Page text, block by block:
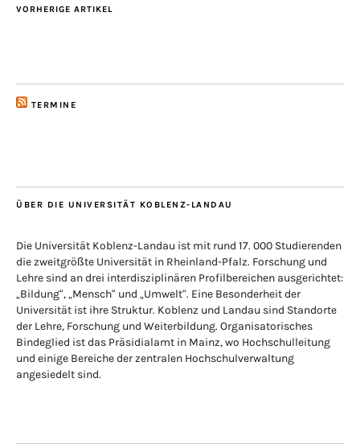
VORHERIGE ARTIKEL
TERMINE
ÜBER DIE UNIVERSITÄT KOBLENZ-LANDAU
Die Universität Koblenz-Landau ist mit rund 17. 000 Studierenden
die zweitgrößte Universität in Rheinland-Pfalz. Forschung und
Lehre sind an drei interdisziplinären Profilbereichen ausgerichtet:
„Bildung“, „Mensch“ und „Umwelt“. Eine Besonderheit der
Universität ist ihre Struktur. Koblenz und Landau sind Standorte
der Lehre, Forschung und Weiterbildung. Organisatorisches
Bindeglied ist das Präsidialamt in Mainz, wo Hochschulleitung
und einige Bereiche der zentralen Hochschulverwaltung
angesiedelt sind.